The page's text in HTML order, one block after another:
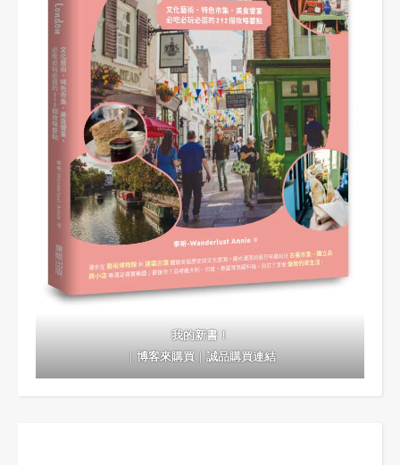
我的新書！
｜博客來購買｜誠品購買連結